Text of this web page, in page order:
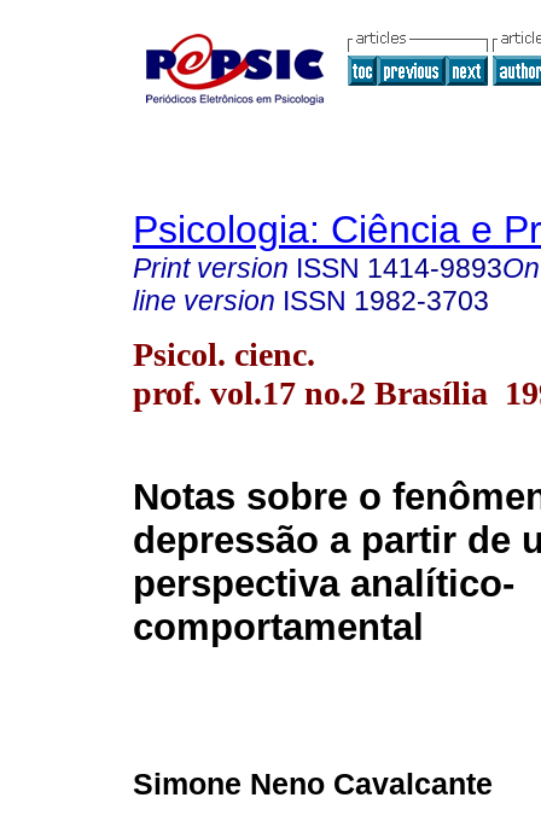
Psicologia: Ciência e
Print version ISSN 1414-9893
line version ISSN 1982-3703
Psicol. cienc.
prof. vol.17 no.2 Brasília
Notas sobre o
depressão a partir de
perspectiva analítico-
comportamental
Simone Neno Cavalcante